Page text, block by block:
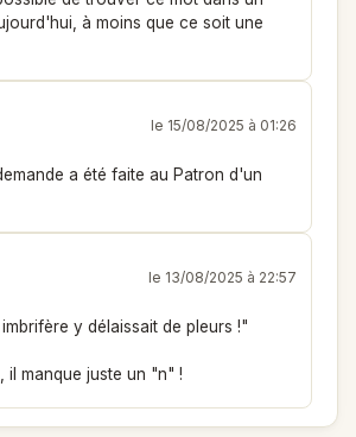
à moins que ce soit une
le 15/08/2025 à 01:26
a été faite au Patron d'un
le 13/08/2025 à 22:57
y délaissait de pleurs !"
il manque juste un "n" !